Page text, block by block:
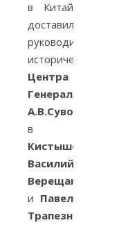
в Китай
доставили
руководители
исторического
Центра
Генераллисимуса
А.В.Суворова
в
Кистыше
Василий
Верещак
и Павел
Трапезников.